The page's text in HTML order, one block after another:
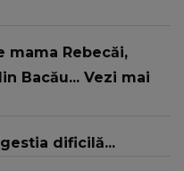
mama Rebecăi,
Bacău... Vezi mai
dificilă...